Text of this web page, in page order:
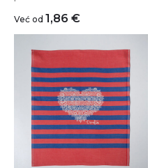
Već od 1,86 €